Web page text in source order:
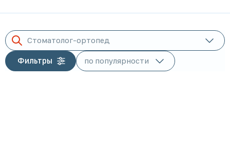
Стоматолог-ортопед
Фильтры